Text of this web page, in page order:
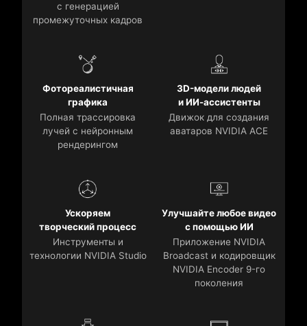
с генерацией
промежуточных кадров
Фотореалистичная
графика
Полная трассировка
лучей с нейронным
рендерингом
3D-модели людей
и ИИ-ассистенты
Движок для создания
аватаров NVIDIA ACE
Ускоряем
творческий процесс
Инструменты и
технологии NVIDIA Studio
Улучшайте любое видео
с помощью ИИ
Приложение NVIDIA
Broadcast и кодировщик
NVIDIA Encoder 9-го
поколения